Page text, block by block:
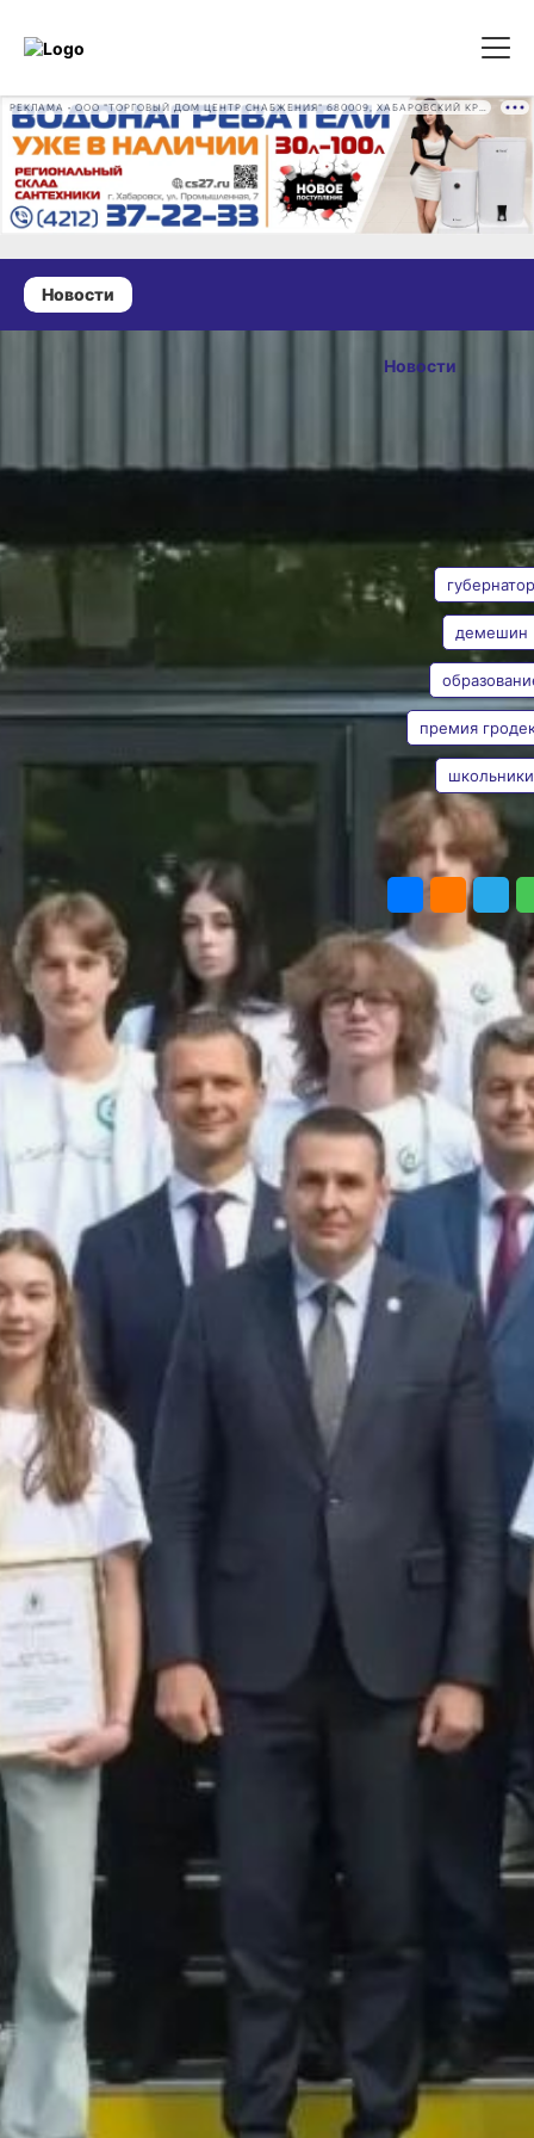
Новости
наградили
школьников
Победители и призёры
олимпиады получили
сертификаты на 100
тысяч рублей
Фото:Официальный канал
губернатора
Дмитрия Демешина
24 учащимся вручили
сертификаты
на получение премии
имени Н. И. Гродекова.
Размер выплаты
составляет 100 тысяч
рублей. О награждении
рассказал Дмитрий
Демешин в своём
официальном канале.
Лауреатами стали ребята,
добившиеся успеха
на Всероссийской
олимпиаде школьников —
среди них победители
и призёры престижного
состязания. Результаты
региона наглядно
демонстрируют
эффективность местной
образовательной
системы: по уровню
развития она удерживает
восьмую позицию
в масштабах страны
и лидирует на Дальнем
Востоке.
В текущем году
Хабаровский край
на финальном этапе
олимпиады представляли
45 школьников — они
выступали в 18
предметных номинациях.
Итогом напряжённой
борьбы стали 25
дипломов победителей
и призёров, что стало
абсолютным рекордом
для региона.
Дмитрий Демешин
обратился к ребятам
с тёплыми напутствиями:
он пожелал школьникам
поступить в ведущие
вузы России, а после —
вернуться в родной край.
построите успешную
карьеру и счастливую
жизнь. И именно вы,
лучшие из лучших,
станете архитекторами
будущего у нас в крае»,
— отметил Дмитрий
Демешин.
В ТЕМУ:
Новости
28 июня 2026 г., 10:16
АВТОР
Таисия
Субботина
ТЕГИ
губернатор
демешин
премия
школьники